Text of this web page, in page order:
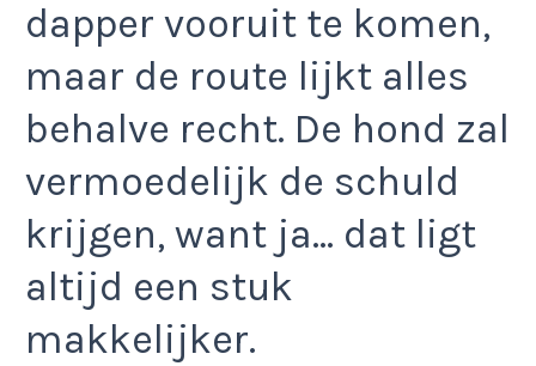
dapper vooruit te komen,
maar de route lijkt alles
behalve recht. De hond zal
vermoedelijk de schuld
krijgen, want ja… dat ligt
altijd een stuk
makkelijker.